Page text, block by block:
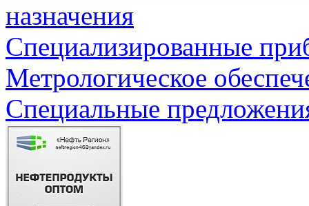
назначения
Специализированные
Метрологическое
Специальные